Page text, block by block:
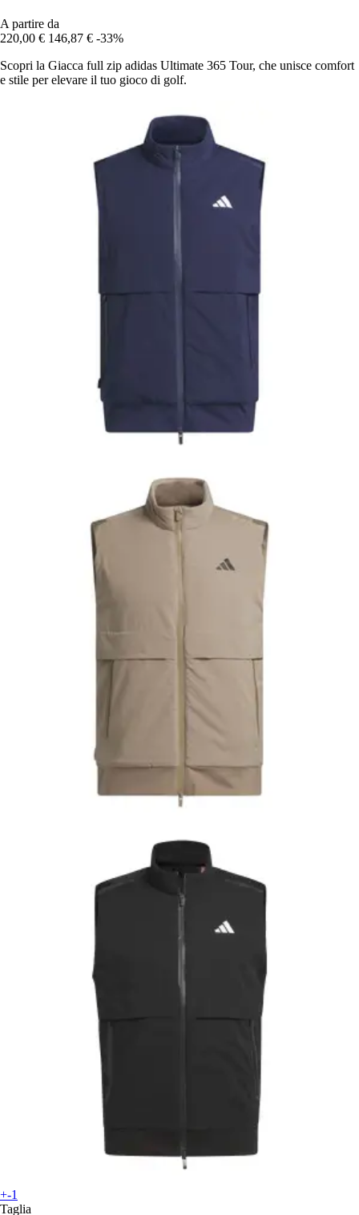
A partire da
220,00 € 146,87 € -33%
Scopri la Giacca full zip adidas Ultimate 365 Tour, che unisce comfort
e stile per elevare il tuo gioco di golf.
+-1
Taglia